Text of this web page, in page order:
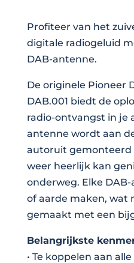
Profiteer van het
digitale radiogeluid
DAB-antenne.
De originele Pioneer
DAB.001 biedt de
radio-ontvangst in je
antenne wordt aan
autoruit gemonteerd
weer heerlijk kan
onderweg. Elke
of aarde maken, wat
gemaakt met een
Belangrijkste
• Te koppelen aan